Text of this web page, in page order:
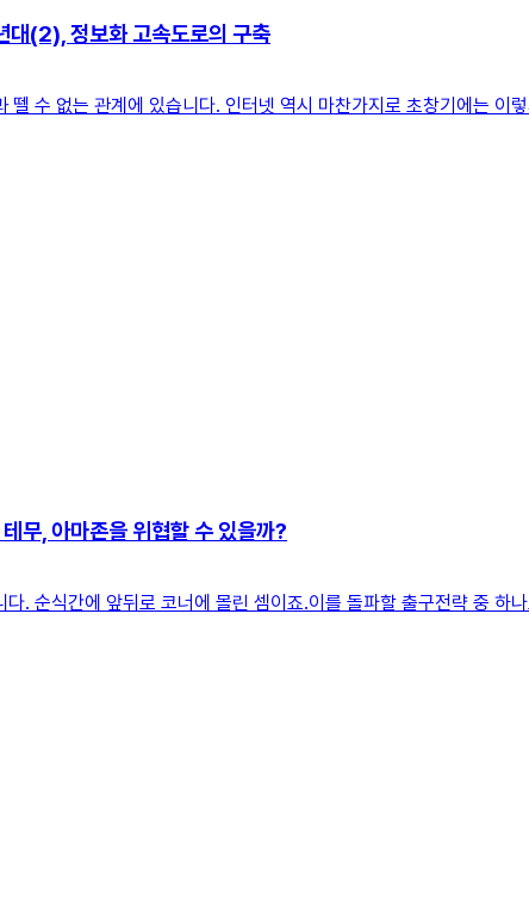
(2), 정보화 고속도로의 구축
뗄 수 없는 관계에 있습니다. 인터넷 역시 마찬가지로 초창기에는
무, 아마존을 위협할 수 있을까?
. 순식간에 앞뒤로 코너에 몰린 셈이죠.​​이를 돌파할 출구전략 중 하